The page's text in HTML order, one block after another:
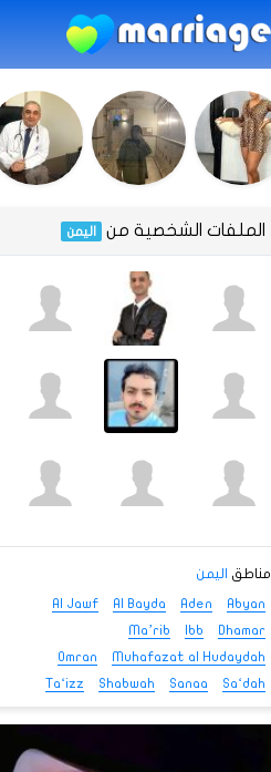
الملفات الشخصية من اليمن
مناطق اليمن
Abyan
Aden
Al Bayda
Al Jawf
Dhamar
Ibb
Ma’rib
Muhafazat al Hudaydah
Omran
Sa‘dah
Sanaa
Shabwah
Ta‘izz